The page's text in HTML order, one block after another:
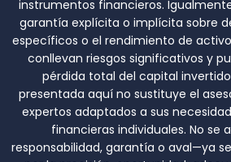
instrumentos financieros.
garantía explícita o implícita sobre
específicos o el rendimiento de
conllevan riesgos significativos y
pérdida total del capital
presentada aquí no sustituye el
expertos adaptados a sus
financieras individuales. No se
responsabilidad, garantía o aval—ya